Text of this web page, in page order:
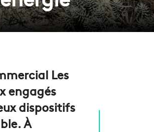
Les
engagés
dispositifs
À